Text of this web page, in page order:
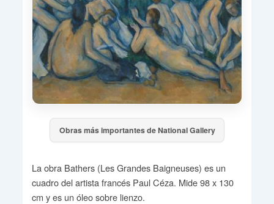
Obras más importantes de National Gallery
La obra Bathers (Les Grandes Baigneuses) es un
cuadro del artista francés Paul Céza. Mide 98 x 130
cm y es un óleo sobre lienzo.